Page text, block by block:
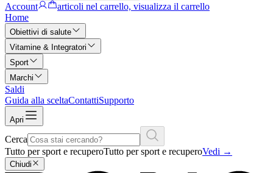
Account
articoli nel carrello, visualizza il carrello
Home
Obiettivi di salute
Vitamine & Integratori
Sport
Marchi
Saldi
Guida alla sceltaContattiSupporto
Apri
Cerca
Tutto per sport e recuperoTutto per sport e recuperoVedi →
Chiudi